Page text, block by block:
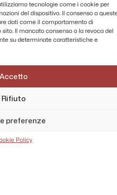
tecnologie come i cookie per
del dispositivo. Il consenso a
dati come il comportamento di
Il mancato consenso o la revoca del
su determinate caratteristiche e
Accetto
Rifiuto
preferenze
Policy